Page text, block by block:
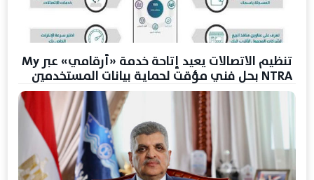
تنظيم الاتصالات يعيد إتاحة خدمة «أرقامي» عبر My
NTRA بحل فني مؤقت لحماية بيانات المستخدمين